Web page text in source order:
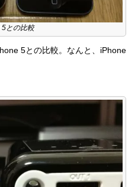
との比較
5との比較。なんと、iPhone